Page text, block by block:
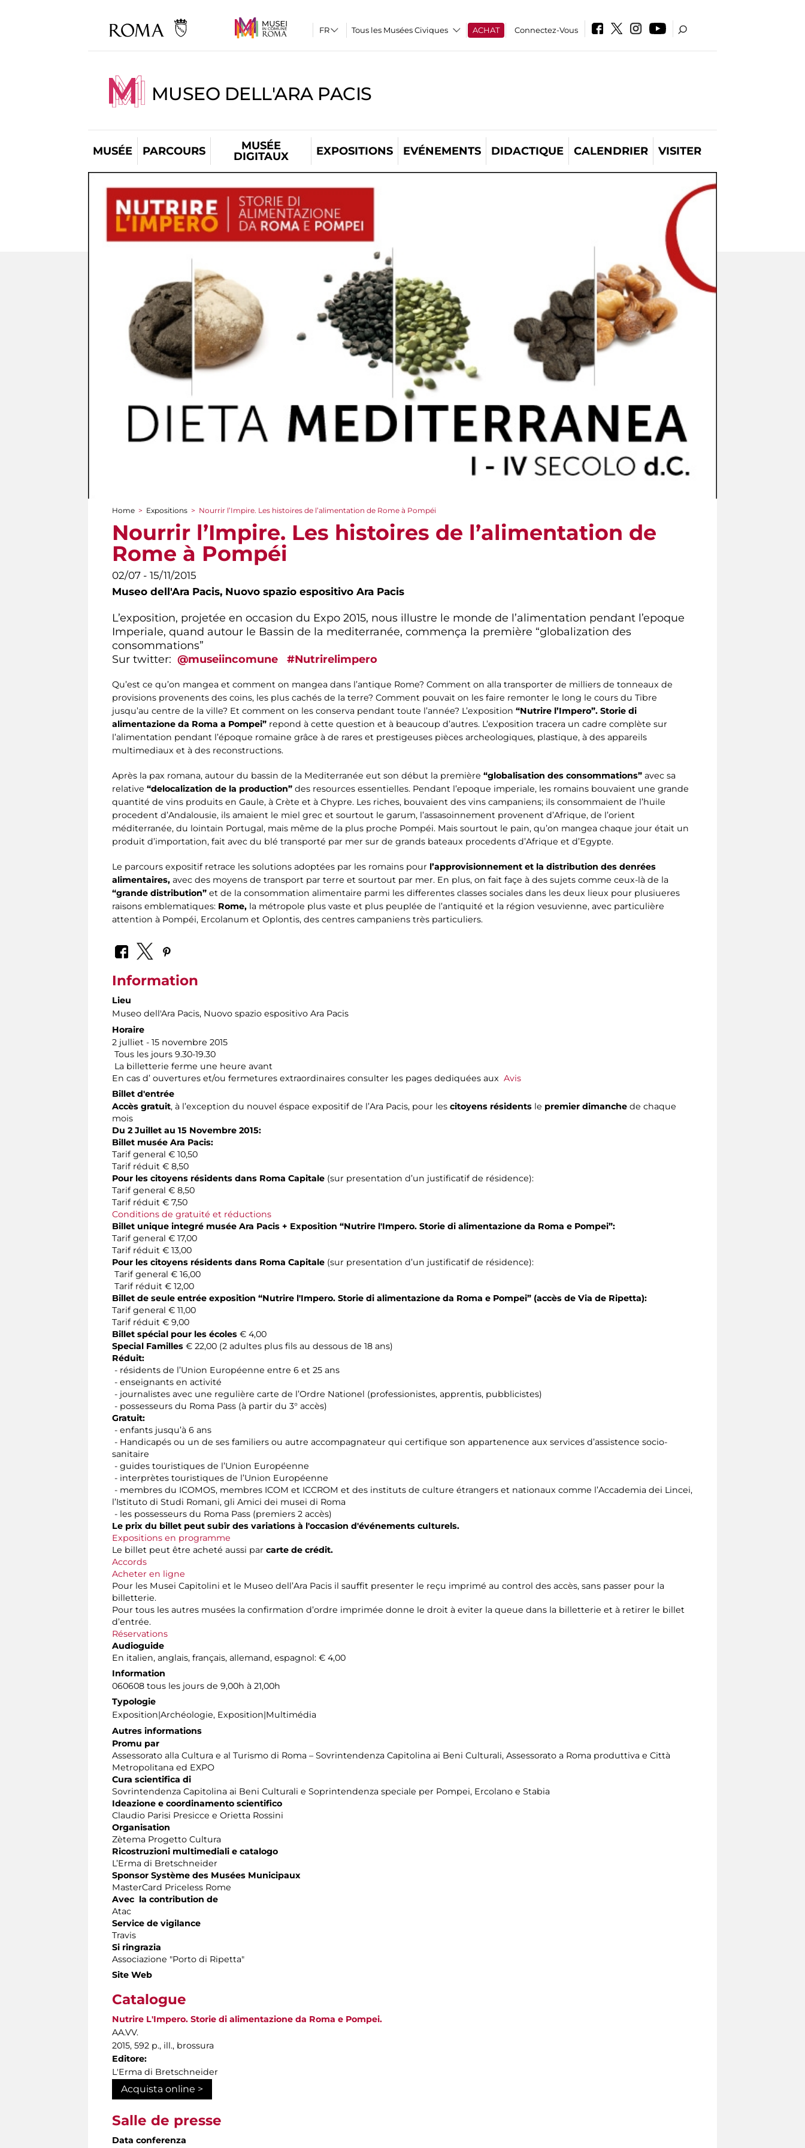
Tous les Musées Civiques ACHAT Connectez-Vous
MUSEO DELL'ARA PACIS
MUSÉE PARCOURS
MUSÉE
DIGITAUX
EXPOSITIONS EVÉNEMENTS DIDACTIQUE CALENDRIER VISITER
You are here
Home > Expositions > Nourrir l’Impire. Les histoires de l’alimentation de Rome à Pompéi
Nourrir l’Impire. Les histoires de l’alimentation de
Rome à Pompéi
02/07 - 15/11/2015
Museo dell'Ara Pacis, Nuovo spazio espositivo Ara Pacis
L’exposition, projetée en occasion du Expo 2015, nous illustre le monde de l’alimentation pendant l’epoque
Imperiale, quand autour le Bassin de la mediterranée, commença la première “globalization des
consommations”
Sur twitter: @museiincomune #Nutrirelimpero
Qu’est ce qu’on mangea et comment on mangea dans l’antique Rome? Comment on alla transporter de milliers de tonneaux de
provisions provenents des coins, les plus cachés de la terre? Comment pouvait on les faire remonter le long le cours du Tibre
jusqu’au centre de la ville? Et comment on les conserva pendant toute l’année? L’exposition “Nutrire l’Impero”. Storie di
alimentazione da Roma a Pompei” repond à cette question et à beaucoup d’autres. L’exposition tracera un cadre complète sur
l’alimentation pendant l’époque romaine grâce à de rares et prestigeuses pièces archeologiques, plastique, à des appareils
multimediaux et à des reconstructions.
Après la pax romana, autour du bassin de la Mediterranée eut son début la première “globalisation des consommations” avec sa
relative “delocalization de la production” des resources essentielles. Pendant l’epoque imperiale, les romains bouvaient une grande
quantité de vins produits en Gaule, à Crète et à Chypre. Les riches, bouvaient des vins campaniens; ils consommaient de l’huile
procedent d’Andalousie, ils amaient le miel grec et sourtout le garum, l’assasoinnement provenent d’Afrique, de l’orient
méditerranée, du lointain Portugal, mais même de la plus proche Pompéi. Mais sourtout le pain, qu’on mangea chaque jour était un
produit d’importation, fait avec du blé transporté par mer sur de grands bateaux procedents d’Afrique et d’Egypte.
Le parcours expositif retrace les solutions adoptées par les romains pour l’approvisionnement et la distribution des denrées
alimentaires, avec des moyens de transport par terre et sourtout par mer. En plus, on fait façe à des sujets comme ceux-là de la
“grande distribution” et de la consommation alimentaire parmi les differentes classes sociales dans les deux lieux pour plusiueres
raisons emblematiques: Rome, la métropole plus vaste et plus peuplée de l’antiquité et la région vesuvienne, avec particulière
attention à Pompéi, Ercolanum et Oplontis, des centres campaniens très particuliers.
Information
Lieu
Museo dell'Ara Pacis, Nuovo spazio espositivo Ara Pacis
Horaire
2 julliet - 15 novembre 2015
Tous les jours 9.30-19.30
La billetterie ferme une heure avant
En cas d’ ouvertures et/ou fermetures extraordinaires consulter les pages dediquées aux Avis
Billet d'entrée
Accès gratuit, à l’exception du nouvel éspace expositif de l’Ara Pacis, pour les citoyens résidents le premier dimanche de chaque
mois
Du 2 Juillet au 15 Novembre 2015:
Billet musée Ara Pacis:
Tarif general € 10,50
Tarif réduit € 8,50
Pour les citoyens résidents dans Roma Capitale (sur presentation d’un justificatif de résidence):
Tarif general € 8,50
Tarif réduit € 7,50
Conditions de gratuité et réductions
Billet unique integré musée Ara Pacis + Exposition “Nutrire l'Impero. Storie di alimentazione da Roma e Pompei”:
Tarif general € 17,00
Tarif réduit € 13,00
Pour les citoyens résidents dans Roma Capitale (sur presentation d’un justificatif de résidence):
Tarif general € 16,00
Tarif réduit € 12,00
Billet de seule entrée exposition “Nutrire l'Impero. Storie di alimentazione da Roma e Pompei” (accès de Via de Ripetta):
Tarif general € 11,00
Tarif réduit € 9,00
Billet spécial pour les écoles € 4,00
Special Familles € 22,00 (2 adultes plus fils au dessous de 18 ans)
Réduit:
- résidents de l’Union Européenne entre 6 et 25 ans
- enseignants en activité
- journalistes avec une regulière carte de l’Ordre Nationel (professionistes, apprentis, pubblicistes)
- possesseurs du Roma Pass (à partir du 3° accès)
Gratuit:
- enfants jusqu’à 6 ans
- Handicapés ou un de ses familiers ou autre accompagnateur qui certifique son appartenence aux services d’assistence socio-
sanitaire
- guides touristiques de l’Union Européenne
- interprètes touristiques de l’Union Européenne
- membres du ICOMOS, membres ICOM et ICCROM et des instituts de culture étrangers et nationaux comme l’Accademia dei Lincei,
l’Istituto di Studi Romani, gli Amici dei musei di Roma
- les possesseurs du Roma Pass (premiers 2 accès)
Le prix du billet peut subir des variations à l'occasion d'événements culturels.
Expositions en programme
Le billet peut être acheté aussi par carte de crédit.
Accords
Acheter en ligne
Pour les Musei Capitolini et le Museo dell’Ara Pacis il sauffit presenter le reçu imprimé au control des accès, sans passer pour la
billetterie.
Pour tous les autres musées la confirmation d’ordre imprimée donne le droit à eviter la queue dans la billetterie et à retirer le billet
d’entrée.
Réservations
Audioguide
En italien, anglais, français, allemand, espagnol: € 4,00
Information
060608 tous les jours de 9,00h à 21,00h
Typologie
Exposition|Archéologie, Exposition|Multimédia
Autres informations
Promu par
Assessorato alla Cultura e al Turismo di Roma – Sovrintendenza Capitolina ai Beni Culturali, Assessorato a Roma produttiva e Città
Metropolitana ed EXPO
Cura scientifica di
Sovrintendenza Capitolina ai Beni Culturali e Soprintendenza speciale per Pompei, Ercolano e Stabia
Ideazione e coordinamento scientifico
Claudio Parisi Presicce e Orietta Rossini
Organisation
Zètema Progetto Cultura
Ricostruzioni multimediali e catalogo
L’Erma di Bretschneider
Sponsor Système des Musées Municipaux
MasterCard Priceless Rome
Avec la contribution de
Atac
Service de vigilance
Travis
Si ringrazia
Associazione "Porto di Ripetta"
Site Web
Catalogue
Nutrire L'Impero. Storie di alimentazione da Roma e Pompei.
AA.VV.
2015, 592 p., ill., brossura
Editore:
L'Erma di Bretschneider
Acquista online >
Salle de presse
Data conferenza